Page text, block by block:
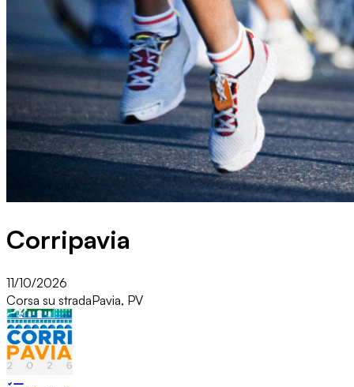
Corripavia
11/10/2026
Corsa su stradaPavia, PV